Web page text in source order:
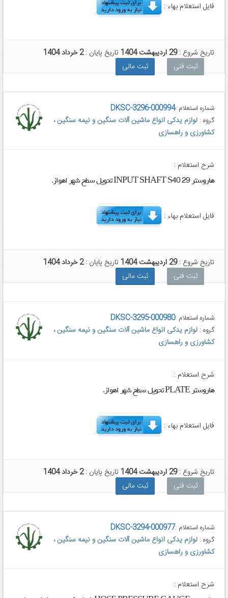
فایل استعلام بهاء :
تاریخ شروع :29 اردیبهشت 1404 تاریخ پایان :2 خرداد 1404
ثبت فنی
ثبت مالی
شماره استعلام :DKSC-3296-000994
گروه : لوازم یدکی انواع ماشین آلات سنگین و نیمه سنگین ،
کشاورزی و راهسازی
شرح استعلام :
هاروستر INPUT SHAFT S40 29 تحویل سطح شهر اهواز.
فایل استعلام بهاء :
تاریخ شروع :29 اردیبهشت 1404 تاریخ پایان :2 خرداد 1404
ثبت فنی
ثبت مالی
شماره استعلام :DKSC-3295-000980
گروه : لوازم یدکی انواع ماشین آلات سنگین و نیمه سنگین ،
کشاورزی و راهسازی
شرح استعلام :
هاروستر PLATE تحویل سطح شهر اهواز.
فایل استعلام بهاء :
تاریخ شروع :29 اردیبهشت 1404 تاریخ پایان :2 خرداد 1404
ثبت فنی
ثبت مالی
شماره استعلام :DKSC-3294-000977
گروه : لوازم یدکی انواع ماشین آلات سنگین و نیمه سنگین ،
کشاورزی و راهسازی
شرح استعلام :